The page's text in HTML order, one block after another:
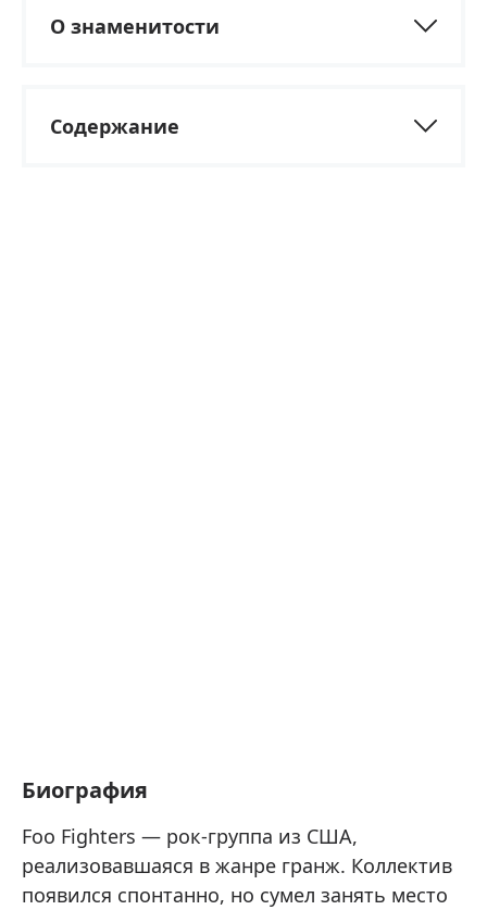
О знаменитости
Содержание
Биография
Foo Fighters — рок-группа из США,
реализовавшаяся в жанре гранж. Коллектив
появился спонтанно, но сумел занять место